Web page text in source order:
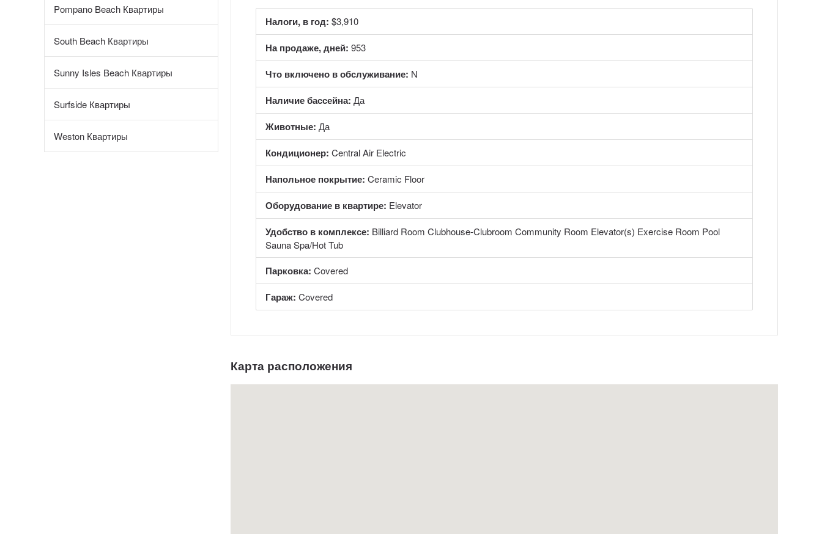
Pompano Beach Квартиры
South Beach Квартиры
Sunny Isles Beach Квартиры
Surfside Квартиры
Weston Квартиры
Налоги, в год: $3,910
На продаже, дней: 953
Что включено в обслуживание: N
Наличие бассейна: Да
Животные: Да
Кондиционер: Central Air Electric
Напольное покрытие: Ceramic Floor
Оборудование в квартире: Elevator
Удобство в комплексе: Billiard Room Clubhouse-Clubroom Community Room Elevator(s) Exercise Room Pool
Sauna Spa/Hot Tub
Парковка: Covered
Гараж: Covered
Карта расположения